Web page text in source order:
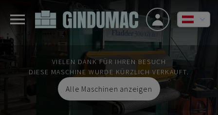
VIELEN DANK FÜR IHREN BESUCH
DIESE MASCHINE WURDE KÜRZLICH VERKAUFT.
Alle Maschinen anzeigen